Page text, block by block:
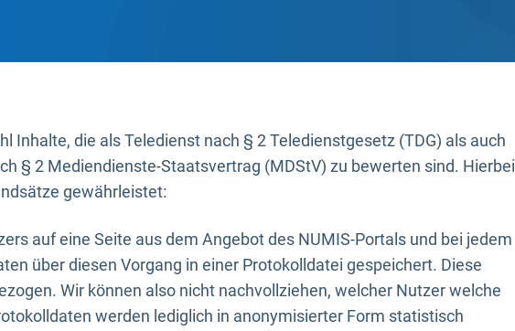
Inhalte, die als Teledienst nach § 2 Teledienstgesetz (TDG) als auch
§ 2 Mediendienste-Staatsvertrag (MDStV) zu bewerten sind. Hierbei
gewährleistet:
auf eine Seite aus dem Angebot des NUMIS-Portals und bei jedem
über diesen Vorgang in einer Protokolldatei gespeichert. Diese
Wir können also nicht nachvollziehen, welcher Nutzer welche
werden lediglich in anonymisierter Form statistisch